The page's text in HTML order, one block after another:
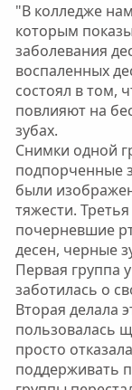
"В колледже
которым
заболевания
воспаленных
состоял в том,
повлияют на
зубах.
Снимки одной
подпорченные
были
тяжести.
почерневшие
десен, черные
Первая группа
заботилась о
Вторая делала
пользовалась
просто
поддерживать